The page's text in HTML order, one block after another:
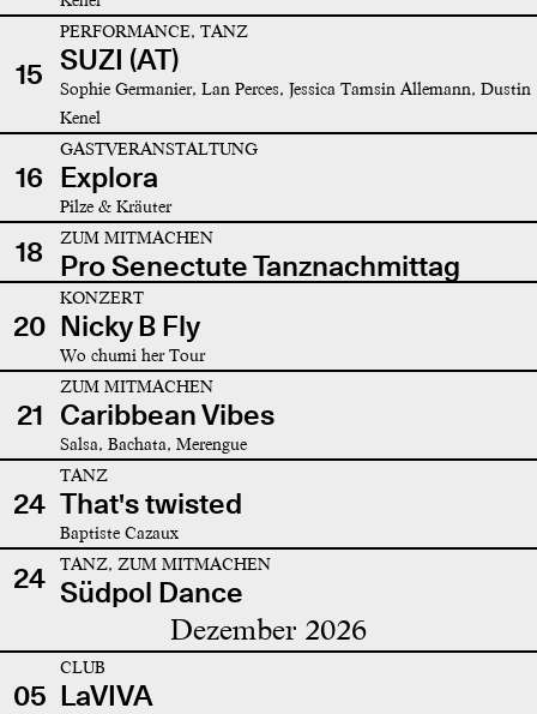
15
PERFORMANCE, TANZ
SUZI (AT)
Sophie Germanier, Lan Perces, Jessica Tamsin Allemann, Dustin
Kenel
16
GASTVERANSTALTUNG
Explora
Pilze & Kräuter
18 ZUM MITMACHEN
Pro Senectute Tanznachmittag
20
KONZERT
Nicky B Fly
Wo chumi her Tour
21
ZUM MITMACHEN
Caribbean Vibes
Salsa, Bachata, Merengue
24
TANZ
That's twisted
Baptiste Cazaux
24 TANZ, ZUM MITMACHEN
Südpol Dance
Dezember 2026
05
CLUB
LaVIVA